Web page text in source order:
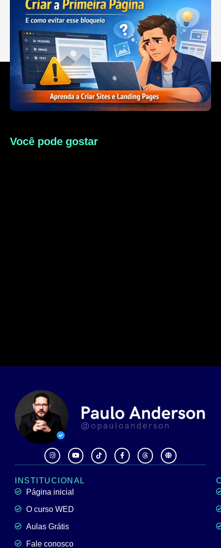
Você pode gostar
INSTITUCIONAL
Página inicial
O curso WED
Aulas Grátis
Fale conosco